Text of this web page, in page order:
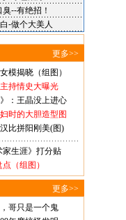
更多>>
模揭晓（组图）
持情史大曝光
》：王晶没上进心
时的大胆造型图
比拼阳刚美(图)
家生涯》打分贴
（组图）
更多>>
哥只是一个鬼